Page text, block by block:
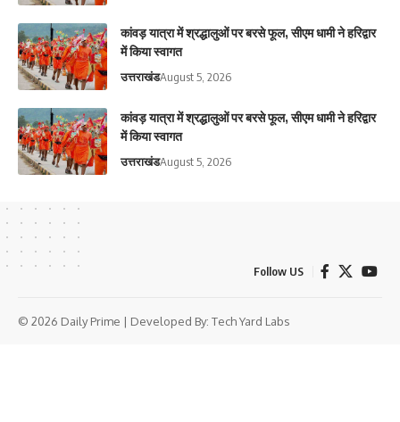
कांवड़ यात्रा में श्रद्धालुओं पर बरसे फूल, सीएम धामी ने हरिद्वार
में किया स्वागत
उत्तराखंडAugust 5, 2026
कांवड़ यात्रा में श्रद्धालुओं पर बरसे फूल, सीएम धामी ने हरिद्वार
में किया स्वागत
उत्तराखंडAugust 5, 2026
Follow US
© 2026 Daily Prime | Developed By: Tech Yard Labs